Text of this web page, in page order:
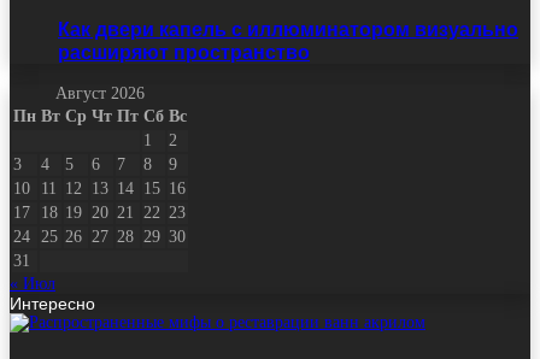
Как двери капель с иллюминатором визуально
расширяют пространство
Август 2026
Пн Вт Ср Чт Пт Сб Вс
1
2
3
4 5 6 7 8
9
10
11 12 13 14 15 16
17
18 19 20 21 22 23
24
25 26 27 28 29 30
31
« Июл
Интересно